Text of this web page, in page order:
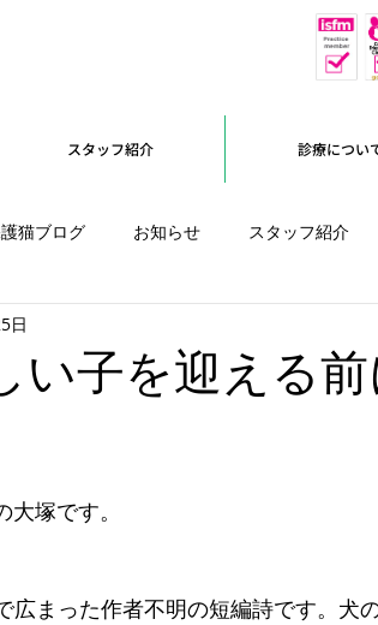
スタッフ紹介 診療につい
猫ブログ お知らせ スタッフ紹介
い子を迎える
日
塚です。
広まった作者不明の短編詩です。犬